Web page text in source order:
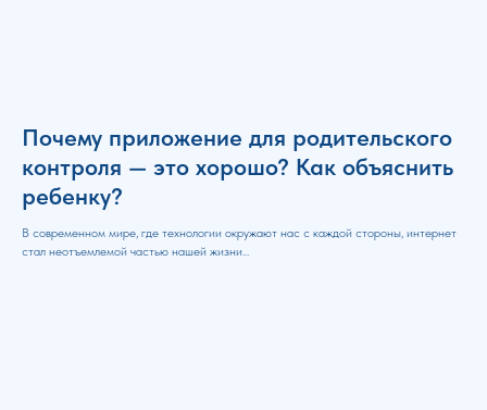
Почему приложение для родительского
контроля — это хорошо? Как объяснить
ребенку?
В современном мире, где технологии окружают нас с каждой стороны, интернет
стал неотъемлемой частью нашей жизни...